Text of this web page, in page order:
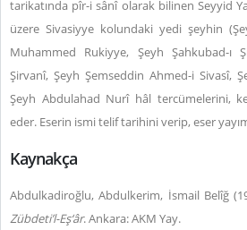
tarikatında pîr-i sânî olarak bilinen Seyyid
üzere Sivasiyye kolundaki yedi şeyhin
Muhammed Rukiyye, Şeyh Şahkubad-ı
Şirvanî, Şeyh Şemseddin Ahmed-i Sivasî,
Şeyh Abdulahad Nurî hâl tercümelerini,
eder. Eserin ismi telif tarihini verip, eser
Kaynakça
Abdulkadiroğlu, Abdulkerim, İsmail Belîğ
Zübdeti’l-Eş‘âr. Ankara: AKM Yay.